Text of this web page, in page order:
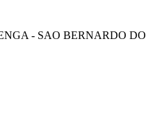
- SAO BERNARDO DO